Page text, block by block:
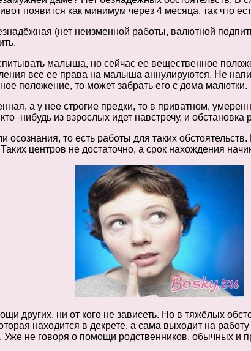
появится как минимум через 4 месяца, так что
(нет неизменной работы, валютной
малыша, но сейчас ее вещественное
все ее права на малыша аннулируются. Не
положение, то может забрать его с дома малютки.
а у нее строгие предки, то в приватном,
из взрослых идет навстречу, и обстановка
то есть работы для таких
центров не достаточно, а срок нахождения
других, ни от кого не зависеть. Но в тяжёлых
находится в декрете, а сама выходит на
не говоря о помощи родственников, обычных и